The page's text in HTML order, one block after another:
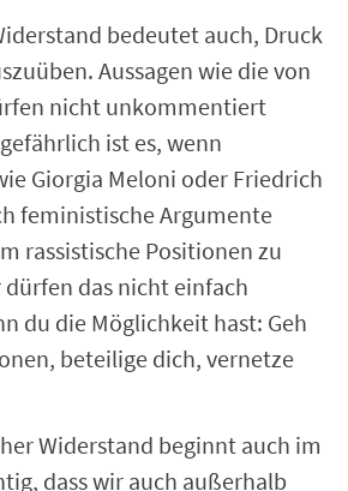
bedeutet auch, Druck
Aussagen wie die von
nicht unkommentiert
ist es, wenn
Giorgia Meloni oder Friedrich
feministische Argumente
rassistische Positionen zu
das nicht einfach
du die Möglichkeit hast: Geh
beteilige dich, vernetze
Widerstand beginnt auch im
dass wir auch außerhalb